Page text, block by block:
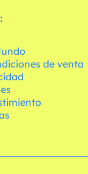
de venta